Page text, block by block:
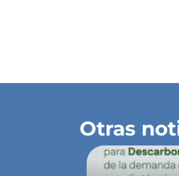
Otras